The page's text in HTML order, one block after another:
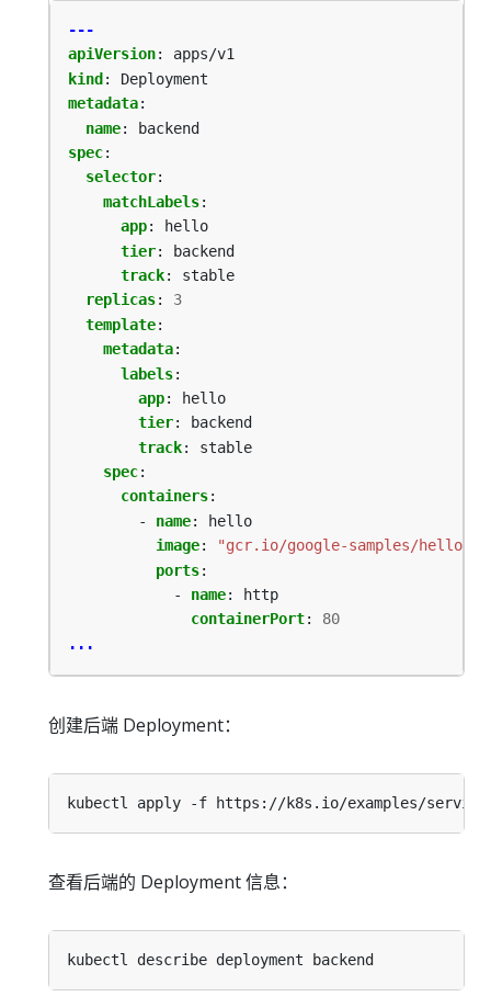
---
apiVersion:
apps/v1
kind :
Deployment
metadata:
name:
backend
spec:
selector:
matchLabels:
app:
hello
tier:
backend
track:
stable
replicas:
3
template:
metadata:
labels:
app:
hello
tier:
backend
track:
stable
spec:
containers:
- name:
hello
image:
"gcr.io/google-samples/hello-
ports:
- name:
http
containerPort:
80
...
创建后端 Deployment：
查看后端的 Deployment 信息：